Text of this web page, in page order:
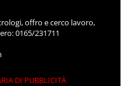
offro e cerco lavoro,
0165/231711
DI PUBBLICITÀ